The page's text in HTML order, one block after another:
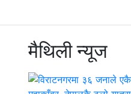
मैथिलीन्यूज